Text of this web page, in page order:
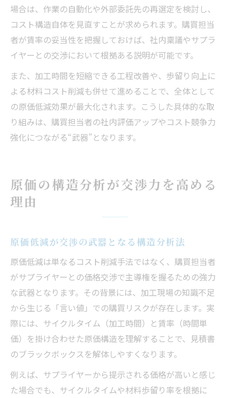
場合は、作業の自動化や外部委託先の再選定を検討し、
コスト構造自体を見直すことが求められます。購買担当
者が賃率の妥当性を把握しておけば、社内稟議やサプラ
イヤーとの交渉において根拠ある説明が可能です。
また、加工時間を短縮できる工程改善や、歩留り向上に
よる材料コスト削減も併せて進めることで、全体として
の原価低減効果が最大化されます。こうした具体的な取
り組みは、購買担当者の社内評価アップやコスト競争力
強化につながる“武器”となります。
原価の構造分析が交渉力を高める
理由
原価低減が交渉の武器となる構造分析法
原価低減は単なるコスト削減手法ではなく、購買担当者
がサプライヤーとの価格交渉で主導権を握るための強力
な武器となります。その背景には、加工現場の知識不足
から生じる「言い値」での購買リスクが存在します。実
際には、サイクルタイム（加工時間）と賃率（時間単
価）を掛け合わせた原価構造を理解することで、見積書
のブラックボックスを解体しやすくなります。
例えば、サプライヤーから提示される価格が高いと感じ
た場合でも、サイクルタイムや材料歩留り率を根拠に